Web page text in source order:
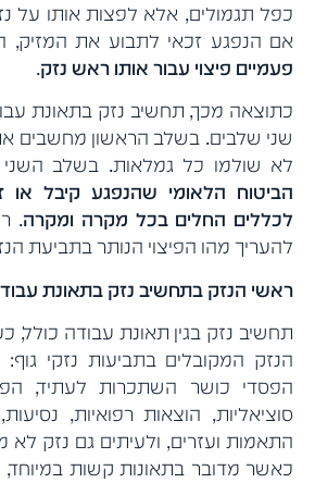
כפל תגמולים, אלא לפצות אותו על
אם הנפגע זכאי לתבוע את המזיק,
פעמיים פיצוי עבור אותו ראש נזק.
כתוצאה מכך, תחשיב נזק בתאונת
שני שלבים. בשלב הראשון מחשבים
לא שולמו כל גמלאות. בשלב השני
הביטוח הלאומי שהנפגע קיבל או
לכללים החלים בכל מקרה ומקרה.
להעריך מהו הפיצוי הנותר בתביעת
ראשי הנזק בתחשיב נזק בתאונת
תחשיב נזק בגין תאונת עבודה כולל,
הנזק המקובלים בתביעות נזקי
הפסדי כושר השתכרות לעתיד,
סוציאליות, הוצאות רפואיות,
התאמות ועזרים, ולעיתים גם נזק לא
כאשר מדובר בתאונות קשות במיוחד,